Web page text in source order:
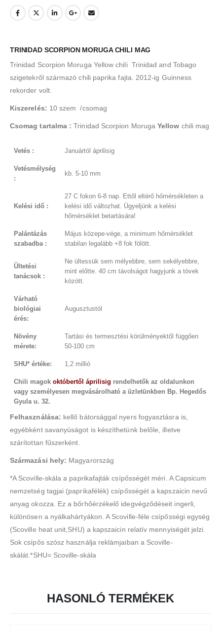
TRINIDAD SCORPION MORUGA CHILI MAG
Trinidad Scorpion Moruga Yellow chili Trinidad and Tobago
szigetekről származó chili paprika fajta. 2012-ig Guinness
rekorder volt.
Kiszerelés: 10 szem /csomag
Csomag tartalma : Trinidad Scorpion MorugaYellow chili mag
Vetés : Januártól áprilisig
Vetésmélység
:
kb. 5-10 mm
Kelési idő :
27 C fokon 6-8 nap. Ettől eltérő hőmérsékleten a
kelési idő változhat. Ügyeljünk a kelési
hőmérséklet betartására!
Palántázás
szabadba :
Május közepe-vége, a minimum hőmérséklet
stabilan legalább +8 fok fölött.
Ültetési
tanácsok :
Ne ültessük sem mélyebbre, sem sekélyebbre,
mint előtte. 40 cm távolságot hagyjunk a tövek
között.
Várható
biológiai
érés:
Augusztustól
Növény
mérete:
Tartási és termesztési körülményektől függően
50-100 cm
SHU* értéke: 1,2 millió
Chili magok októbertől áprilisig rendelhetők az oldalunkon
vagy személyesen megvásárolható a üzletünkben Bp. Hegedős
Gyula u. 32.
Felhasználása: kellő bátorsággal nyers fogyasztásra is,
egyébként savanyúságot is készíthetünk belőle, illetve
szárítottan fűszerként.
Származási hely: Magyarország
*A Scoville-skála a paprikafajták csípősségét méri. A Capsicum
nemzetség tagjai (paprikafélék) csípősségét a kapszaicin nevű
anyag okozza. Ez a bőrhőérzékelő idegvégződéseit ingerli,
különösen a nyálkahártyákon. A Scoville-féle csípősségi egység
(Scoville heat unit,SHU) a kapszaicin relatív mennyiségét jelzi.
Sok csípős szósz használja reklámjaiban a Scoville-
skálát.*SHU= Scoville-skála
HASONLÓ TERMÉKEK